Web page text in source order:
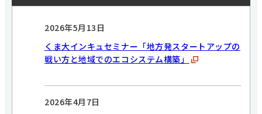
2026年5月13日
くま大インキュセミナー「地方発スタートアップの
戦い方と地域でのエコシステム構築」
2026年4月7日